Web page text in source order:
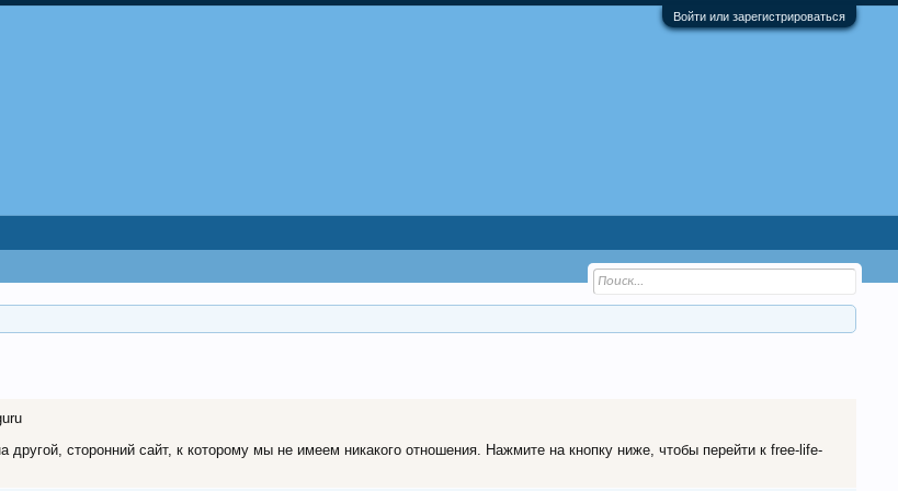
Войти или зарегистрироваться
сторонний сайт, к которому мы не имеем никакого отношения. Нажмите на кнопку ниже, чтобы перейти к free-life-